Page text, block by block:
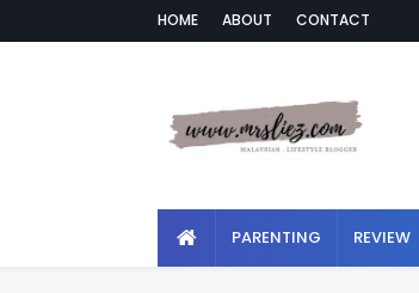
HOME ABOUT CONTACT
PARENTING REVIEW